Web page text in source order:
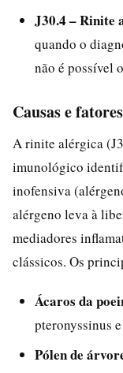
J30.4 – Rinite
quando o
não é possível
Causas e
A rinite alérgica
imunológico
inofensiva
alérgeno leva à
mediadores
clássicos. Os
Ácaros da
pteronyssinus
Pólen de